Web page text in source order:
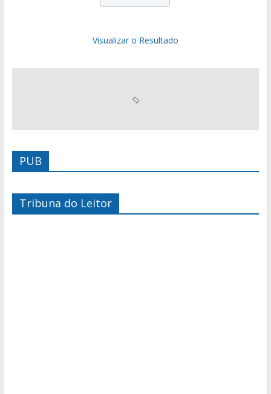
Visualizar o Resultado
PUB
Tribuna do Leitor